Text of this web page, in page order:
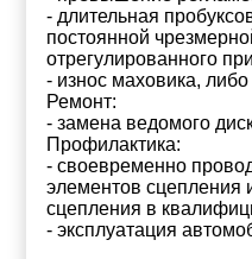
- длительная
постоянной
отрегулированного
- износ маховика,
Ремонт:
- замена ведомого
Профилактика:
- своевременно
элементов сцепления
сцепления в
- эксплуатация